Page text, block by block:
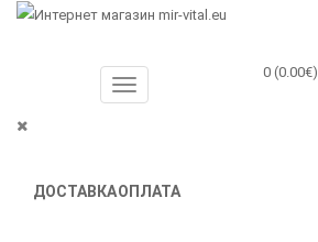
ДОСТАВКАОПЛАТА
0 (0.00€)